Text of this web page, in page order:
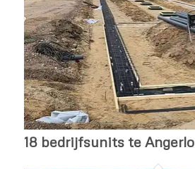
18 bedrijfsunits te Angerlo